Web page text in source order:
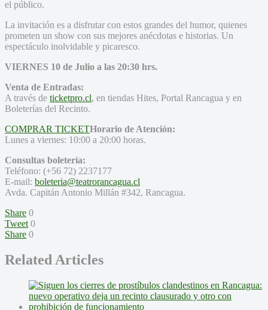
el público.
La invitación es a disfrutar con estos grandes del humor, quienes
prometen un show con sus mejores anécdotas e historias. Un
espectáculo inolvidable y picaresco.
VIERNES 10 de Julio a las 20:30 hrs.
Venta de Entradas:
A través de ticketpro.cl, en tiendas Hites, Portal Rancagua y en
Boleterías del Recinto.
COMPRAR TICKETHorario de Atención:
Lunes a viernes: 10:00 a 20:00 horas.
Consultas boletería:
Teléfono: (+56 72) 2237177
E-mail: boleteria@teatrorancagua.cl
Avda. Capitán Antonio Millán #342, Rancagua.
Share 0
Tweet 0
Share 0
Related Articles